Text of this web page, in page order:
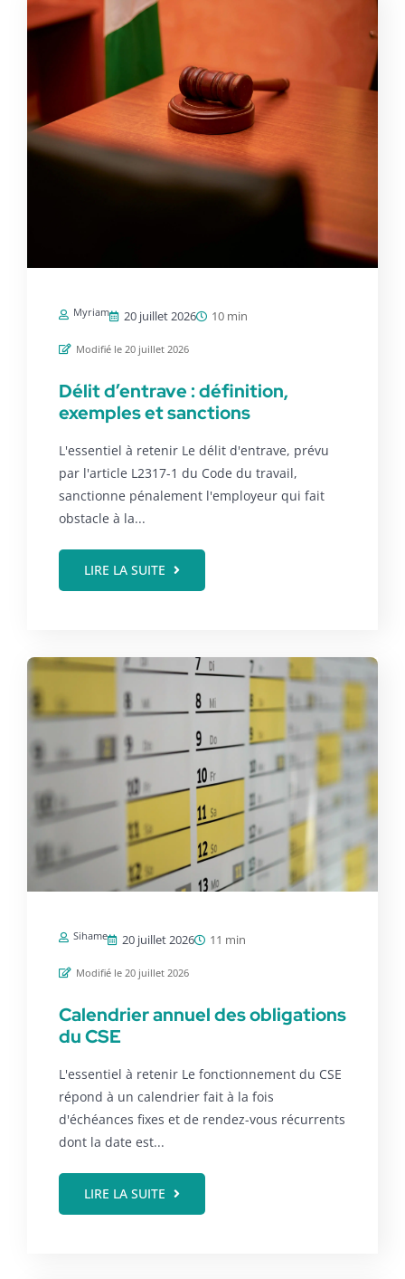
Myriam 20 juillet 2026 10 min
Modifié le 20 juillet 2026
Délit d’entrave : définition,
exemples et sanctions
L'essentiel à retenir Le délit d'entrave, prévu
par l'article L2317-1 du Code du travail,
sanctionne pénalement l'employeur qui fait
obstacle à la...
LIRE LA SUITE
Sihame 20 juillet 2026 11 min
Modifié le 20 juillet 2026
Calendrier annuel des obligations
du CSE
L'essentiel à retenir Le fonctionnement du CSE
répond à un calendrier fait à la fois
d'échéances fixes et de rendez-vous récurrents
dont la date est...
LIRE LA SUITE